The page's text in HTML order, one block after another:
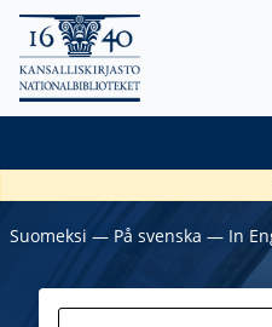
Suomeksi ― På svenska ― In